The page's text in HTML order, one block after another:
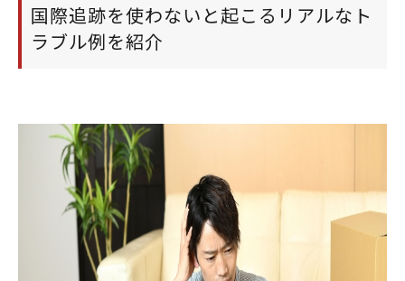
国際追跡を使わないと起こるリアルなト
ラブル例を紹介